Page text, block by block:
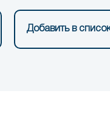
Добавить в